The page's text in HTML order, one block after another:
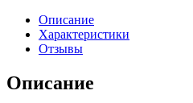
Описание
Характеристики
Отзывы
Описание